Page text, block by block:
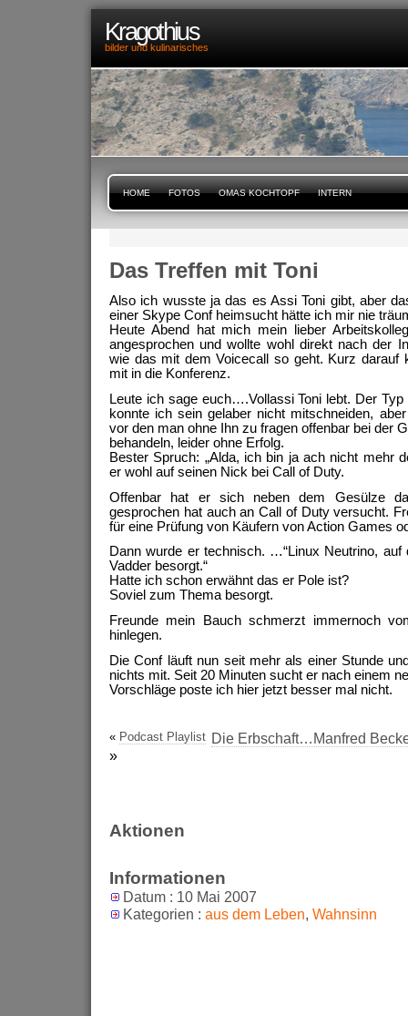
Kragothius
bilder und kulinarisches
HOME FOTOS OMAS KOCHTOPF INTERN
Das Treffen mit Toni
Also ich wusste ja das es Assi Toni gibt, aber
einer Skype Conf heimsucht hätte ich mir nie
Heute Abend hat mich mein lieber
angesprochen und wollte wohl direkt nach der
wie das mit dem Voicecall so geht. Kurz darauf
mit in die Konferenz.
Leute ich sage euch….Vollassi Toni lebt. Der
konnte ich sein gelaber nicht mitschneiden,
vor den man ohne Ihn zu fragen offenbar bei der
behandeln, leider ohne Erfolg.
Bester Spruch: „Alda, ich bin ja ach nicht mehr
er wohl auf seinen Nick bei Call of Duty.
Offenbar hat er sich neben dem Gesülze
gesprochen hat auch an Call of Duty versucht.
für eine Prüfung von Käufern von Action Games
Dann wurde er technisch. …“Linux Neutrino,
Vadder besorgt.“
Hatte ich schon erwähnt das er Pole ist?
Soviel zum Thema besorgt.
Freunde mein Bauch schmerzt immernoch
hinlegen.
Die Conf läuft nun seit mehr als einer Stunde
nichts mit. Seit 20 Minuten sucht er nach einem
Vorschläge poste ich hier jetzt besser mal nicht.
« Podcast Playlist Die Erbschaft…Manfred
»
Aktionen
Informationen
Datum : 10 Mai 2007
Kategorien : aus dem Leben, Wahnsinn